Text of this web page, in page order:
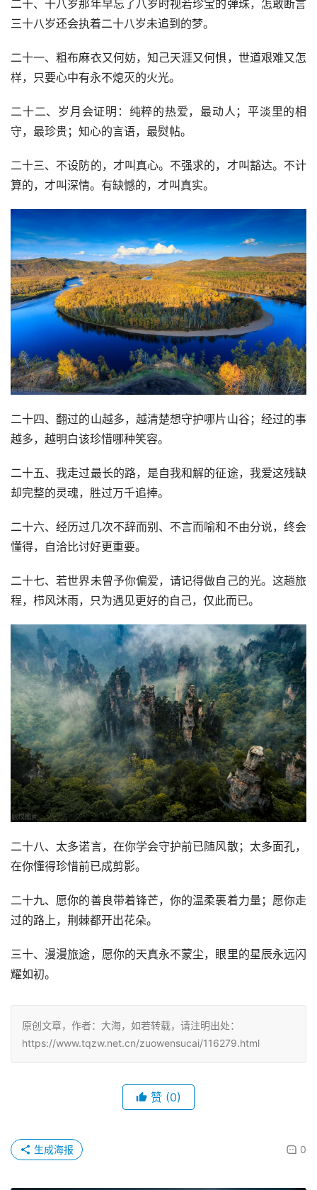
二十、十八岁那年早忘了八岁时视若珍宝的弹珠，怎敢断言
三十八岁还会执着二十八岁未追到的梦。
二十一、粗布麻衣又何妨，知己天涯又何惧，世道艰难又怎
样，只要心中有永不熄灭的火光。
二十二、岁月会证明：纯粹的热爱，最动人；平淡里的相
守，最珍贵；知心的言语，最熨帖。
二十三、不设防的，才叫真心。不强求的，才叫豁达。不计
算的，才叫深情。有缺憾的，才叫真实。
二十四、翻过的山越多，越清楚想守护哪片山谷；经过的事
越多，越明白该珍惜哪种笑容。
二十五、我走过最长的路，是自我和解的征途，我爱这残缺
却完整的灵魂，胜过万千追捧。
二十六、经历过几次不辞而别、不言而喻和不由分说，终会
懂得，自洽比讨好更重要。
二十七、若世界未曾予你偏爱，请记得做自己的光。这趟旅
程，栉风沐雨，只为遇见更好的自己，仅此而已。
二十八、太多诺言，在你学会守护前已随风散；太多面孔，
在你懂得珍惜前已成剪影。
二十九、愿你的善良带着锋芒，你的温柔裹着力量；愿你走
过的路上，荆棘都开出花朵。
三十、漫漫旅途，愿你的天真永不蒙尘，眼里的星辰永远闪
耀如初。
原创文章，作者：大海，如若转载，请注明出处：
https://www.tqzw.net.cn/zuowensucai/116279.html
赞 (0)
0
生成海报